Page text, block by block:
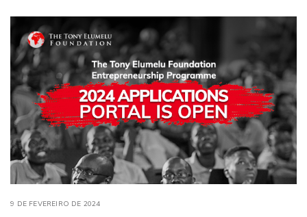
9 DE FEVEREIRO DE 2024